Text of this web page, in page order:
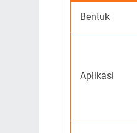
Bentuk
Aplikasi